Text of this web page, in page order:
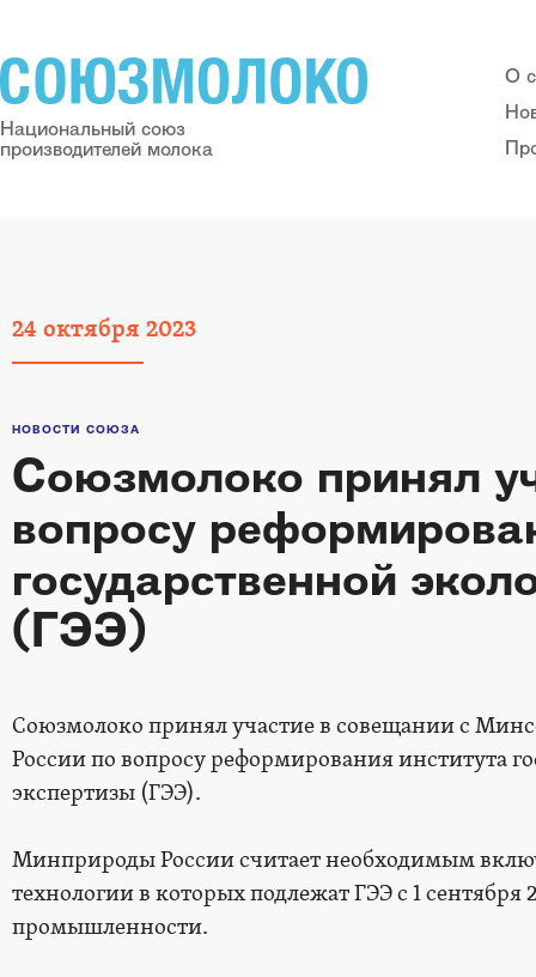
Национальный союз
производителей молока
О
24 октября 2023
НОВОСТИ СОЮЗА
Союзмолоко принял
вопросу
государственной
(ГЭЭ)
Союзмолоко принял участие в совещании с
России по вопросу реформирования института
экспертизы (ГЭЭ).
Минприроды России считает необходимым
технологии в которых подлежат ГЭЭ с 1
промышленности.